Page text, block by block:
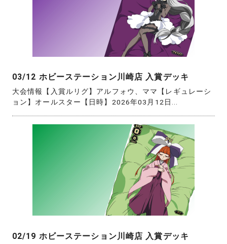
03/12 ホビーステーション川崎店 入賞デッキ
大会情報【入賞ルリグ】アルフォウ、ママ【レギュレーシ
ョン】オールスター【日時】2026年03月12日...
02/19 ホビーステーション川崎店 入賞デッキ